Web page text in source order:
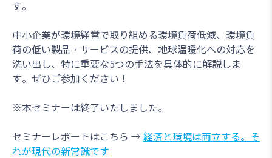
す。
中小企業が環境経営で取り組める環境負荷低減、環境負
荷の低い製品・サービスの提供、地球温暖化への対応を
洗い出し、特に重要な5つの手法を具体的に解説しま
す。ぜひご参加ください！
※本セミナーは終了いたしました。
セミナーレポートはこちら → 経済と環境は両立する。そ
れが現代の新常識です